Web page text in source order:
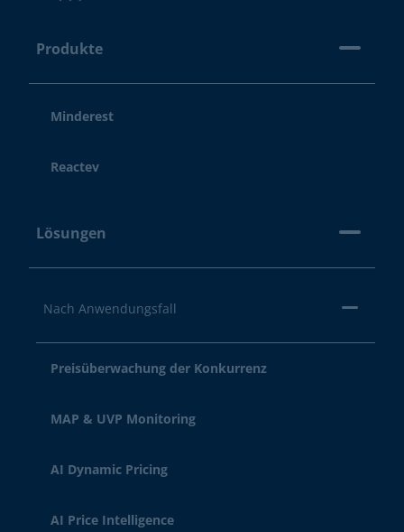
Produkte
Minderest
Reactev
Lösungen
Nach Anwendungsfall
Preisüberwachung der Konkurrenz
MAP & UVP Monitoring
AI Dynamic Pricing
AI Price Intelligence